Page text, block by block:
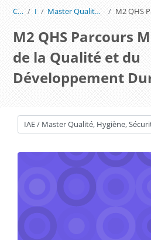
Cours IAE Master Qualité, Hygiène, Sécurité
M2 QHS Parcours
de la Qualité et du
Développement
Catégories de cours